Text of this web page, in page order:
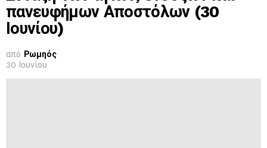
πανευφήμων Αποστόλων (30
Ιουνίου)
από Ρωμηός
30 Ιουνίου